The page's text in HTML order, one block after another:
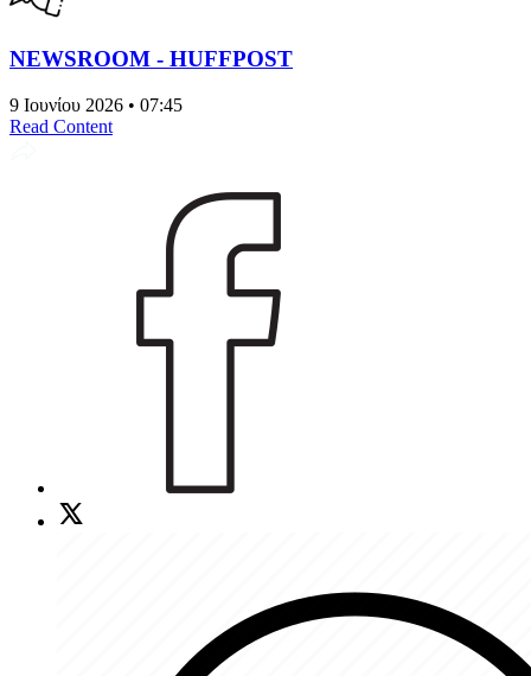
NEWSROOM - HUFFPOST
9 Ιουνίου 2026 • 07:45
Read Content